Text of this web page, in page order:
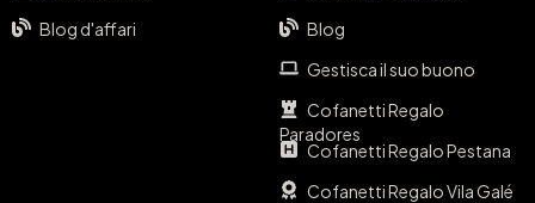
Blog d'affari
Blog
Gestisca il suo buono
Cofanetti Regalo
Paradores
Cofanetti Regalo Pestana
Cofanetti Regalo Vila Galé